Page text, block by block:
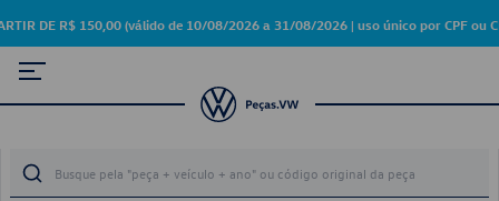
DE R$ 150,00 (válido de 10/08/2026 a 31/08/2026 | uso único por CPF ou